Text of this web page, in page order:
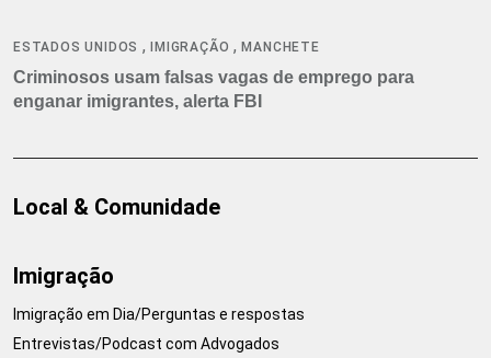
ESTADOS UNIDOS , IMIGRAÇÃO ,MANCHETE
Criminosos usam falsas vagas de emprego para
enganar imigrantes, alerta FBI
Local & Comunidade
Imigração
Imigração em Dia/Perguntas e respostas
Entrevistas/Podcast com Advogados